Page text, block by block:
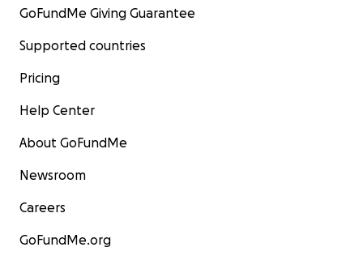
GoFundMe Giving Guarantee
Supported countries
Pricing
Help Center
About GoFundMe
Newsroom
Careers
GoFundMe.org